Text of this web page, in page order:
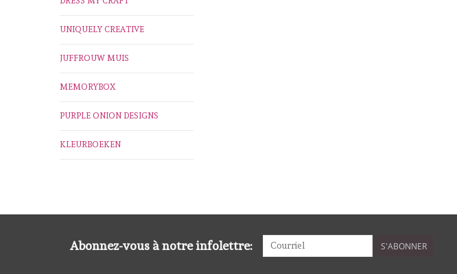
UNIQUELY CREATIVE
JUFFROUW MUIS
MEMORYBOX
PURPLE ONION DESIGNS
KLEURBOEKEN
Abonnez-vous à notre infolettre: S'ABONNER